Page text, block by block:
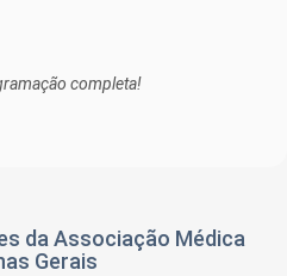
completa!
da Associação Médica
Gerais